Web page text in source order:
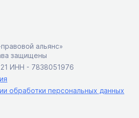
альянс»
защищены
ИНН - 7838051976
обработки персональных данных